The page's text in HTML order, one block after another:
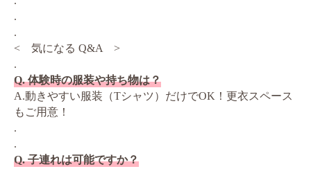
.
.
< 気になる Q&A >
.
Q. 体験時の服装や持ち物は？
A.動きやすい服装（Tシャツ）だけでOK！更衣スペース
もご用意！
.
.
Q. 子連れは可能ですか？